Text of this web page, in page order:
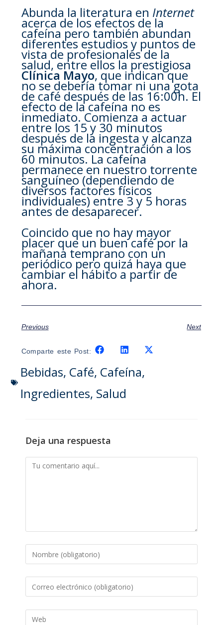
Abunda la literatura en Internet
acerca de los efectos de la
cafeína pero también abundan
diferentes estudios y puntos de
vista de profesionales de la
salud, entre ellos la prestigiosa
Clínica Mayo, que indican que
no se debería tomar ni una gota
de café después de las 16:00h. El
efecto de la cafeína no es
inmediato. Comienza a actuar
entre los 15 y 30 minutos
después de la ingesta y alcanza
su máxima concentración a los
60 minutos. La cafeína
permanece en nuestro torrente
sanguíneo (dependiendo de
diversos factores físicos
individuales) entre 3 y 5 horas
antes de desaparecer.
Coincido que no hay mayor
placer que un buen café por la
mañana temprano con un
periódico pero quizá haya que
cambiar el hábito a partir de
ahora.
Previous Next
Comparte este Post:
Bebidas, Café, Cafeína,
Ingredientes, Salud
Deja una respuesta